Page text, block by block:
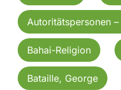
Autoritätspersonen
Bahai-Religion
Bataille, George